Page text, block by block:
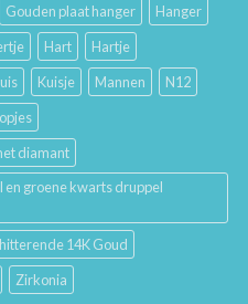
Gouden plaat hanger
Hanger
Hart
Hartje
Kuisje Mannen
N12
diamant
en groene kwarts druppel
14K Goud
Zirkonia